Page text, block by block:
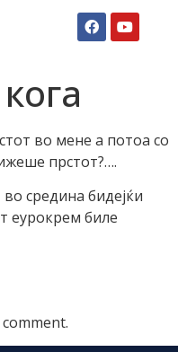
во мене а потоа со
прстот?….
средина бидејќи
еурокрем биле